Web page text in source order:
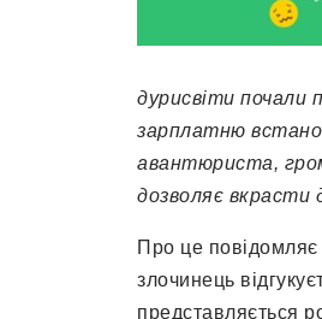
дурисвіти почали
зарплатню
авантюриста,
дозволяє вкрасти
Про це
злочинець
представляється